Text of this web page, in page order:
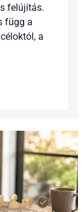
felújítás.
függ a
a